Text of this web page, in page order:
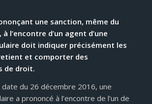
une sanction, même du
l’encontre d’un agent d’une
doit indiquer précisément les
et comporter des
de droit.
date du 26 décembre 2016, une
a prononcé à l’encontre de l’un de